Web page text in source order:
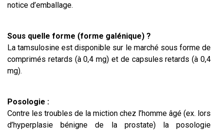
notice d’emballage.
Sous quelle forme (forme galénique) ?
La tamsulosine est disponible sur le marché sous forme de
comprimés retards (à 0,4 mg) et de capsules retards (à 0,4
mg).
Posologie :
Contre les troubles de la miction chez l’homme âgé (ex. lors
d’hyperplasie bénigne de la prostate) la posologie